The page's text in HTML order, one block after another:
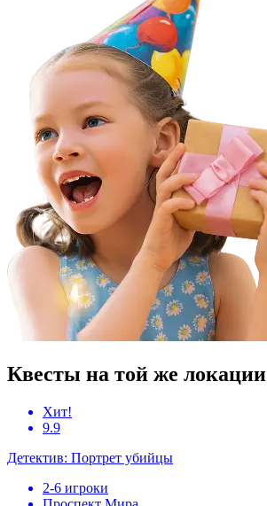
Квесты на той же локации
Хит!
9.9
Детектив: Портрет убийцы
2-6 игроки